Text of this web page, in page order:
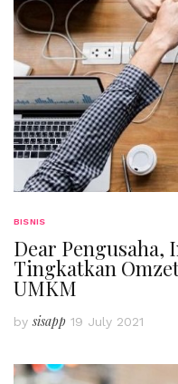
BISNIS
Dear Pengusaha,
Tingkatkan
UMKM
bysisapp 19 July 2021